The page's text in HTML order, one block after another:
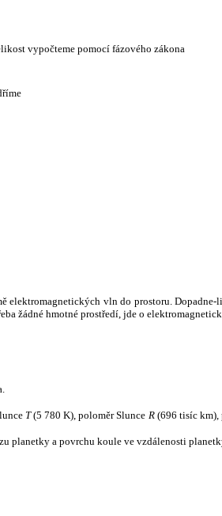
vypočteme pomocí fázového zákona
vln do prostoru.
žádné hmotné prostředí, jde o
T(5 780 K), poloměr Slunce R(696 tisíc km),
planetky a povrchu koule ve vzdálenosti